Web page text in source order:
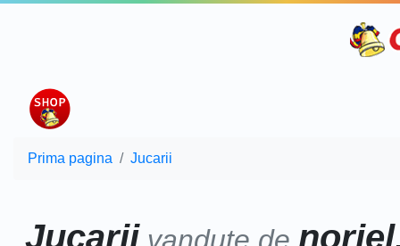
Prima pagina Jucarii
Jucarii